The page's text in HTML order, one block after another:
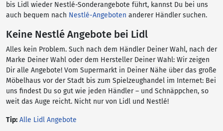
bis Lidl wieder Nestlé-Sonderangebote führt, kannst Du bei uns
auch bequem nach Nestlé-Angeboten anderer Händler suchen.
Keine Nestlé Angebote bei Lidl
Alles kein Problem. Such nach dem Händler Deiner Wahl, nach der
Marke Deiner Wahl oder dem Hersteller Deiner Wahl: Wir zeigen
Dir alle Angebote! Vom Supermarkt in Deiner Nähe über das große
Möbelhaus vor der Stadt bis zum Spielzeughandel im Internet: Bei
uns findest Du so gut wie jeden Händler – und Schnäppchen, so
weit das Auge reicht. Nicht nur von Lidl und Nestlé!
Tip: Alle Lidl Angebote